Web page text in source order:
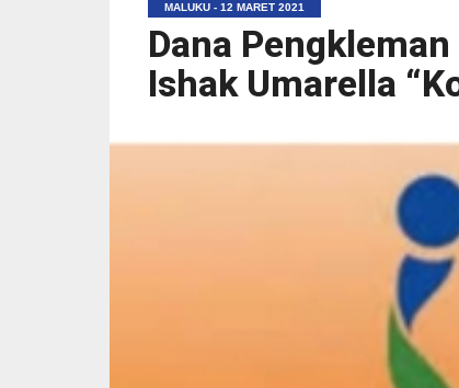
MALUKU - 12 MARET 2021
Dana
Ishak Umarella